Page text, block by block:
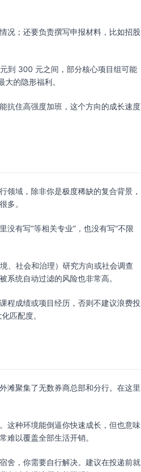
况；还要负责撰写申报材料，比如招股
到 300 元之间，部分核心项目组可能
的隐形福利。
抗住高强度加班，这个方向的成长速度
领域，除非你是极度稀缺的复合背景，
多。
有写“等相关专业”，也没有写“不限
、社会和治理）研究方向或社会调查
统自动过滤的风险也非常高。
程成绩或项目经历，否则不建议浪费投
匹配度。
滩聚集了无数券商总部和分行。在这里
这种环境能倒逼你快速成长，但也意味
难以覆盖全部生活开销。
舍，你需要自行解决。建议在投递前就